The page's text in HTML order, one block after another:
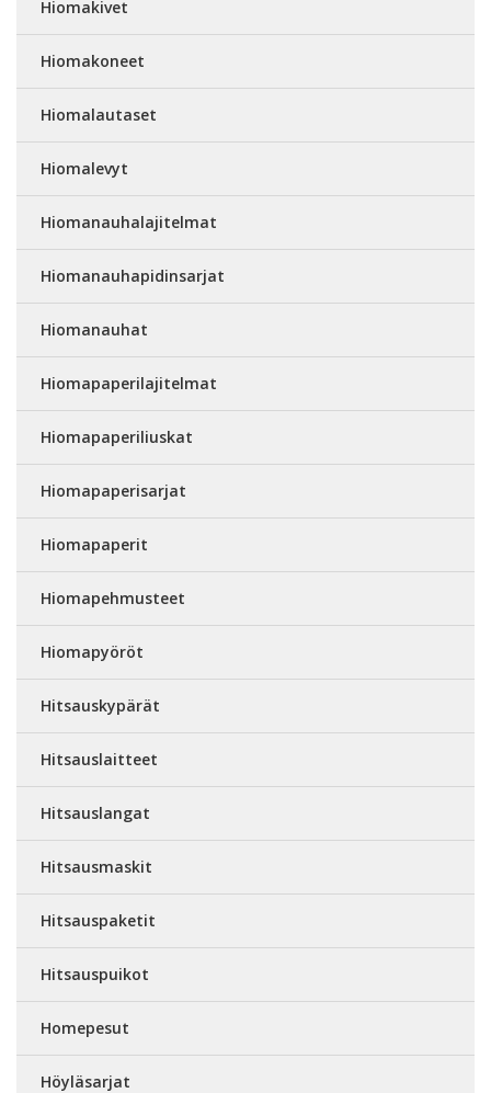
Hiomakivet
Hiomakoneet
Hiomalautaset
Hiomalevyt
Hiomanauhalajitelmat
Hiomanauhapidinsarjat
Hiomanauhat
Hiomapaperilajitelmat
Hiomapaperiliuskat
Hiomapaperisarjat
Hiomapaperit
Hiomapehmusteet
Hiomapyöröt
Hitsauskypärät
Hitsauslaitteet
Hitsauslangat
Hitsausmaskit
Hitsauspaketit
Hitsauspuikot
Homepesut
Höyläsarjat